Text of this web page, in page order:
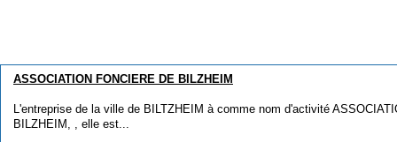
ASSOCIATION FONCIERE DE BILZHEIM
L'entreprise de la ville de BILTZHEIM à comme nom d'activité
BILZHEIM, , elle est...